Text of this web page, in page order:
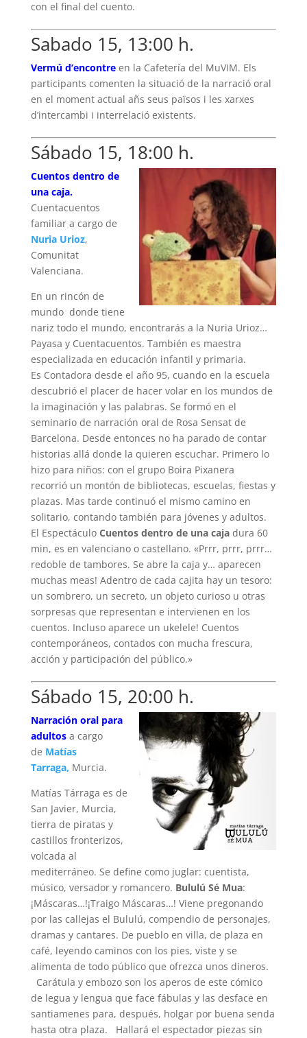
con el final del cuento.
Sabado 15, 13:00 h.
Vermú d’encontre en la Cafetería del MuVIM. Els
participants comenten la situació de la narració oral
en el moment actual añs seus països i les xarxes
d’intercambi i interrelació existents.
Sábado 15, 18:00 h.
Cuentos dentro de
una caja.
Cuentacuentos
familiar a cargo de
Nuria Urioz,
Comunitat
Valenciana.
En un rincón de
mundo donde tiene
nariz todo el mundo, encontrarás a la Nuria Urioz…
Payasa y Cuentacuentos. También es maestra
especializada en educación infantil y primaria.
Es Contadora desde el año 95, cuando en la escuela
descubrió el placer de hacer volar en los mundos de
la imaginación y las palabras. Se formó en el
seminario de narración oral de Rosa Sensat de
Barcelona. Desde entonces no ha parado de contar
historias allá donde la quieren escuchar. Primero lo
hizo para niños: con el grupo Boira Pixanera
recorrió un montón de bibliotecas, escuelas, fiestas y
plazas. Mas tarde continuó el mismo camino en
solitario, contando también para jóvenes y adultos.
El Espectáculo Cuentos dentro de una caja dura 60
min, es en valenciano o castellano. «Prrr, prrr, prrr…
redoble de tambores. Se abre la caja y… aparecen
muchas meas! Adentro de cada cajita hay un tesoro:
un sombrero, un secreto, un objeto curioso u otras
sorpresas que representan e intervienen en los
cuentos. Incluso aparece un ukelele! Cuentos
contemporáneos, contados con mucha frescura,
acción y participación del público.»
Sábado 15, 20:00 h.
Narración oral para
adultosa cargo
de Matías
Tarraga, Murcia.
Matías Tárraga es de
San Javier, Murcia,
tierra de piratas y
castillos fronterizos,
volcada al
mediterráneo. Se define como juglar: cuentista,
músico, versador y romancero. Bululú Sé Mua:
¡Máscaras…!¡Traigo Máscaras…! Viene pregonando
por las callejas el Bululú, compendio de personajes,
dramas y cantares. De pueblo en villa, de plaza en
café, leyendo caminos con los pies, viste y se
alimenta de todo público que ofrezca unos dineros.
Carátula y embozo son los aperos de este cómico
de legua y lengua que face fábulas y las desface en
santiamenes para, después, holgar por buena senda
hasta otra plaza. Hallará el espectador piezas sin